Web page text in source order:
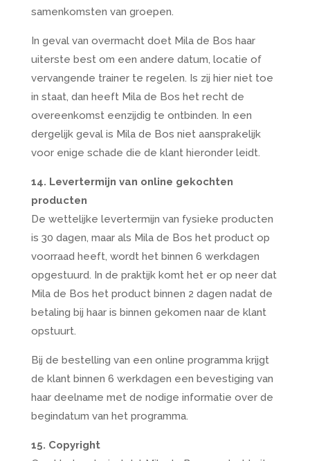
samenkomsten van groepen.
In geval van overmacht doet Mila de Bos haar
uiterste best om een andere datum, locatie of
vervangende trainer te regelen. Is zij hier niet toe
in staat, dan heeft Mila de Bos het recht de
overeenkomst eenzijdig te ontbinden. In een
dergelijk geval is Mila de Bos niet aansprakelijk
voor enige schade die de klant hieronder leidt.
14. Levertermijn van online gekochten
producten
De wettelijke levertermijn van fysieke producten
is 30 dagen, maar als Mila de Bos het product op
voorraad heeft, wordt het binnen 6 werkdagen
opgestuurd. In de praktijk komt het er op neer dat
Mila de Bos het product binnen 2 dagen nadat de
betaling bij haar is binnen gekomen naar de klant
opstuurt.
Bij de bestelling van een online programma krijgt
de klant binnen 6 werkdagen een bevestiging van
haar deelname met de nodige informatie over de
begindatum van het programma.
15. Copyright